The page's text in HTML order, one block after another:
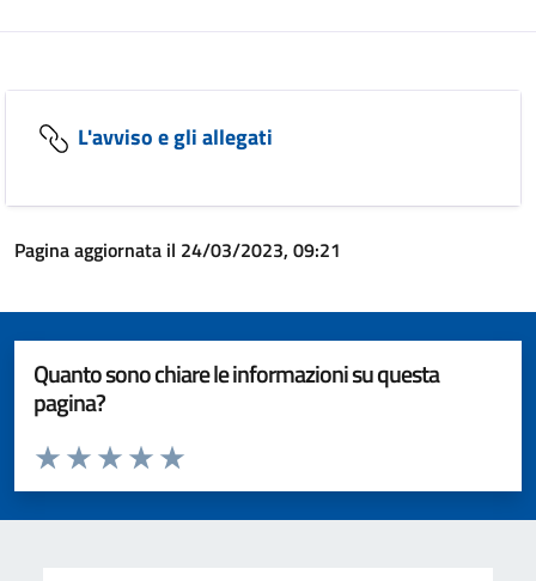
L'avviso e gli allegati
Pagina aggiornata il 24/03/2023, 09:21
Quanto sono chiare le informazioni su questa
pagina?
Valuta da 1 a 5 stelle la pagina
Valuta 5 stelle su 5
Valuta 4 stelle su 5
Valuta 3 stelle su 5
Valuta 2 stelle su 5
Valuta 1 stelle su 5